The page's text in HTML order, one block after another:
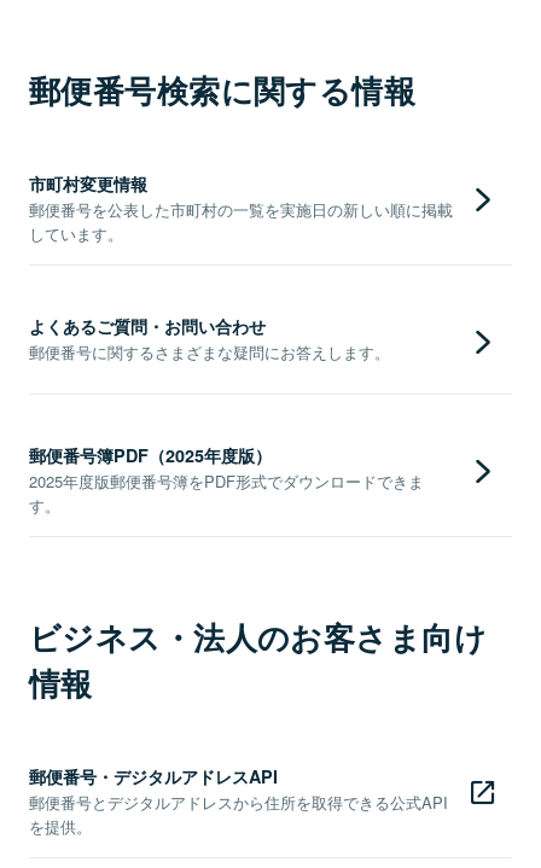
郵便番号検索に関する情報
市町村変更情報
郵便番号を公表した市町村の一覧を実施日の新しい順に掲載
しています。
よくあるご質問・お問い合わせ
郵便番号に関するさまざまな疑問にお答えします。
郵便番号簿PDF（2025年度版）
2025年度版郵便番号簿をPDF形式でダウンロードできま
す。
ビジネス・法人のお客さま向け
情報
郵便番号・デジタルアドレスAPI
郵便番号とデジタルアドレスから住所を取得できる公式API
を提供。